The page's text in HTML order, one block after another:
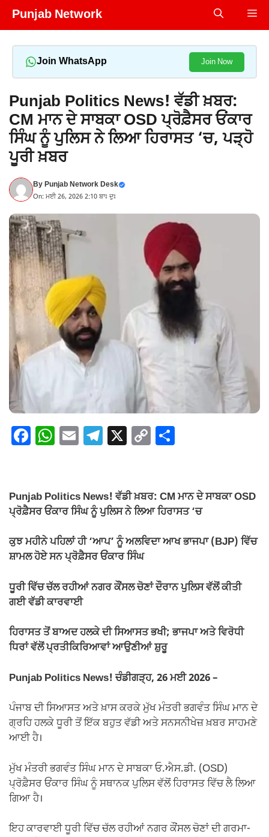
Skip
Punjab Network
Join WhatsApp Join Now
Punjab Politics News! ਵੱਡੀ ਖ਼ਬਰ:
CM ਮਾਨ ਦੇ ਸਾਬਕਾ OSD ਪ੍ਰੋਫ਼ੈਸਰ ਓਂਕਾਰ
ਸਿੰਘ ਨੂੰ ਪੁਲਿਸ ਨੇ ਲਿਆ ਹਿਰਾਸਤ ‘ਚ, ਪੜ੍ਹੋ
ਪੂਰੀ ਖ਼ਬਰ
ByPunjab Network Desk
On: ਮਈ 26, 2026 2:10 ਬਾਃ ਦੁਃ
F
e
b
o
o
W
s
A
p
p
E T
gr
a
m
X C
y
Li
n
k
e
Punjab Politics News! ਵੱਡੀ ਖ਼ਬਰ: CM ਮਾਨ ਦੇ ਸਾਬਕਾ OSD
ਪ੍ਰੋਫ਼ੈਸਰ ਓਂਕਾਰ ਸਿੰਘ ਨੂੰ ਪੁਲਿਸ ਨੇ ਲਿਆ ਹਿਰਾਸਤ ‘ਚ
ਕੁਝ ਮਹੀਨੇ ਪਹਿਲਾਂ ਹੀ ‘ਆਪ’ ਨੂੰ ਅਲਵਿਦਾ ਆਖ ਭਾਜਪਾ (BJP) ਵਿੱਚ
ਸ਼ਾਮਲ ਹੋਏ ਸਨ ਪ੍ਰੋਫ਼ੈਸਰ ਓਂਕਾਰ ਸਿੰਘ
ਧੂਰੀ ਵਿੱਚ ਚੱਲ ਰਹੀਆਂ ਨਗਰ ਕੌਂਸਲ ਚੋਣਾਂ ਦੌਰਾਨ ਪੁਲਿਸ ਵੱਲੋਂ ਕੀਤੀ
ਗਈ ਵੱਡੀ ਕਾਰਵਾਈ
ਹਿਰਾਸਤ ਤੋਂ ਬਾਅਦ ਹਲਕੇ ਦੀ ਸਿਆਸਤ ਭਖੀ; ਭਾਜਪਾ ਅਤੇ ਵਿਰੋਧੀ
ਧਿਰਾਂ ਵੱਲੋਂ ਪ੍ਰਤੀਕਿਰਿਆਵਾਂ ਆਉਣੀਆਂ ਸ਼ੁਰੂ
Punjab Politics News! ਚੰਡੀਗੜ੍ਹ, 26 ਮਈ 2026 –
ਪੰਜਾਬ ਦੀ ਸਿਆਸਤ ਅਤੇ ਖ਼ਾਸ ਕਰਕੇ ਮੁੱਖ ਮੰਤਰੀ ਭਗਵੰਤ ਸਿੰਘ ਮਾਨ ਦੇ
ਗ੍ਰਹਿ ਹਲਕੇ ਧੂਰੀ ਤੋਂ ਇੱਕ ਬਹੁਤ ਵੱਡੀ ਅਤੇ ਸਨਸਨੀਖੇਜ਼ ਖ਼ਬਰ ਸਾਹਮਣੇ
ਆਈ ਹੈ।
ਮੁੱਖ ਮੰਤਰੀ ਭਗਵੰਤ ਸਿੰਘ ਮਾਨ ਦੇ ਸਾਬਕਾ ਓ.ਐਸ.ਡੀ. (OSD)
ਪ੍ਰੋਫ਼ੈਸਰ ਓਂਕਾਰ ਸਿੰਘ ਨੂੰ ਸਥਾਨਕ ਪੁਲਿਸ ਵੱਲੋਂ ਹਿਰਾਸਤ ਵਿੱਚ ਲੈ ਲਿਆ
ਗਿਆ ਹੈ।
ਇਹ ਕਾਰਵਾਈ ਧੂਰੀ ਵਿੱਚ ਚੱਲ ਰਹੀਆਂ ਨਗਰ ਕੌਂਸਲ ਚੋਣਾਂ ਦੀ ਗਰਮਾ-